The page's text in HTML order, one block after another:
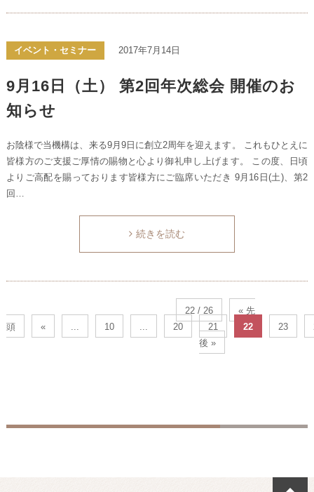
イベント・セミナー 2017年7月14日
9月16日（土） 第2回年次総会 開催のお
知らせ
お陰様で当機構は、来る9月9日に創立2周年を迎えます。 これもひとえに
皆様方のご支援ご厚情の賜物と心より御礼申し上げます。 この度、日頃
よりご高配を賜っております皆様方にご臨席いただき 9月16日(土)、第2
回…
続きを読む
22 / 26
« 先
頭
« ... 10 ... 20 21 22 23
後 »